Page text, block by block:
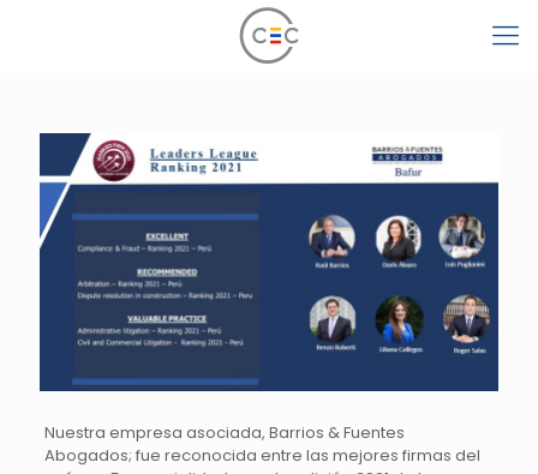
Nuestra empresa asociada, Barrios & Fuentes
Abogados; fue reconocida entre las mejores firmas del